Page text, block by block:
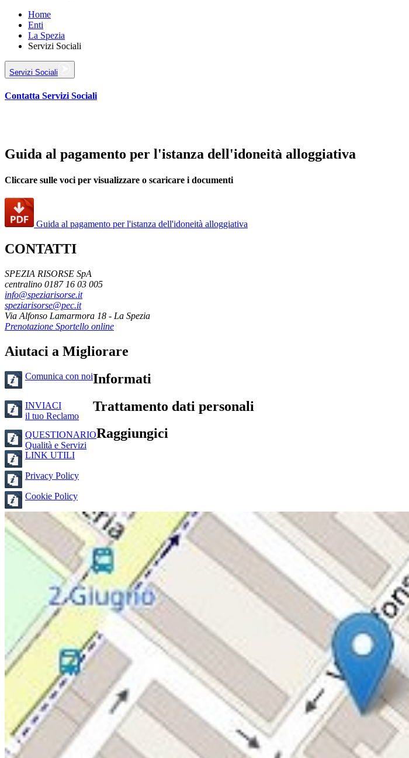
Home
Enti
La Spezia
Servizi Sociali
Servizi Sociali
Contatta Servizi Sociali
Guida al pagamento per l'istanza dell'idoneità alloggiativa
Cliccare sulle voci per visualizzare o scaricare i documenti
Guida al pagamento per l'istanza dell'idoneità alloggiativa
CONTATTI
SPEZIA RISORSE SpA
centralino 0187 16 03 005
info@speziarisorse.it
speziarisorse@pec.it
Via Alfonso Lamarmora 18 - La Spezia
Prenotazione Sportello online
Aiutaci a Migliorare
Comunica con noi
INVIACI
il tuo Reclamo
QUESTIONARIO
Qualità e Servizi
Informati
LINK UTILI
Trattamento dati personali
Privacy Policy
Cookie Policy
Raggiungici